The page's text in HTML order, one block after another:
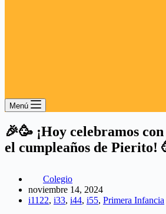
Menú
🎉🥳 ¡Hoy celebramos
el cumpleaños de Pierito!
Colegio
noviembre 14, 2024
i1122, i33, i44, i55, Primera Infancia